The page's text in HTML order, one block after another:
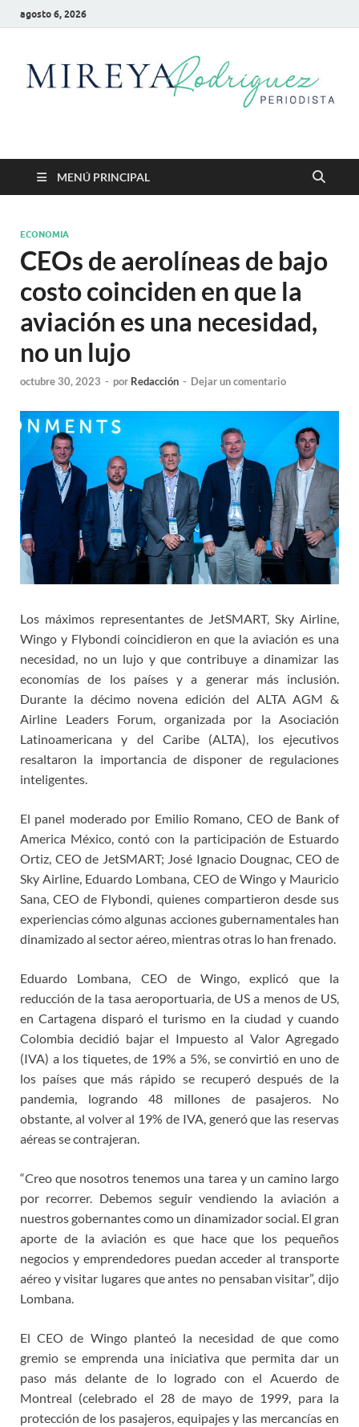
agosto 6, 2026
Mireya Rodriguez
MENÚ PRINCIPAL
ECONOMIA
CEOs de aerolíneas de bajo
costo coinciden en que la
aviación es una necesidad,
no un lujo
octubre 30, 2023 - por Redacción - Dejar un comentario
Los máximos representantes de JetSMART, Sky Airline,
Wingo y Flybondi coincidieron en que la aviación es una
necesidad, no un lujo y que contribuye a dinamizar las
economías de los países y a generar más inclusión.
Durante la décimo novena edición del ALTA AGM &
Airline Leaders Forum, organizada por la Asociación
Latinoamericana y del Caribe (ALTA), los ejecutivos
resaltaron la importancia de disponer de regulaciones
inteligentes.
El panel moderado por Emilio Romano, CEO de Bank of
America México, contó con la participación de Estuardo
Ortiz, CEO de JetSMART; José Ignacio Dougnac, CEO de
Sky Airline, Eduardo Lombana, CEO de Wingo y Mauricio
Sana, CEO de Flybondi, quienes compartieron desde sus
experiencias cómo algunas acciones gubernamentales han
dinamizado al sector aéreo, mientras otras lo han frenado.
Eduardo Lombana, CEO de Wingo, explicó que la
reducción de la tasa aeroportuaria, de US a menos de US,
en Cartagena disparó el turismo en la ciudad y cuando
Colombia decidió bajar el Impuesto al Valor Agregado
(IVA) a los tiquetes, de 19% a 5%, se convirtió en uno de
los países que más rápido se recuperó después de la
pandemia, logrando 48 millones de pasajeros. No
obstante, al volver al 19% de IVA, generó que las reservas
aéreas se contrajeran.
“Creo que nosotros tenemos una tarea y un camino largo
por recorrer. Debemos seguir vendiendo la aviación a
nuestros gobernantes como un dinamizador social. El gran
aporte de la aviación es que hace que los pequeños
negocios y emprendedores puedan acceder al transporte
aéreo y visitar lugares que antes no pensaban visitar”, dijo
Lombana.
El CEO de Wingo planteó la necesidad de que como
gremio se emprenda una iniciativa que permita dar un
paso más delante de lo logrado con el Acuerdo de
Montreal (celebrado el 28 de mayo de 1999, para la
protección de los pasajeros, equipajes y las mercancías en